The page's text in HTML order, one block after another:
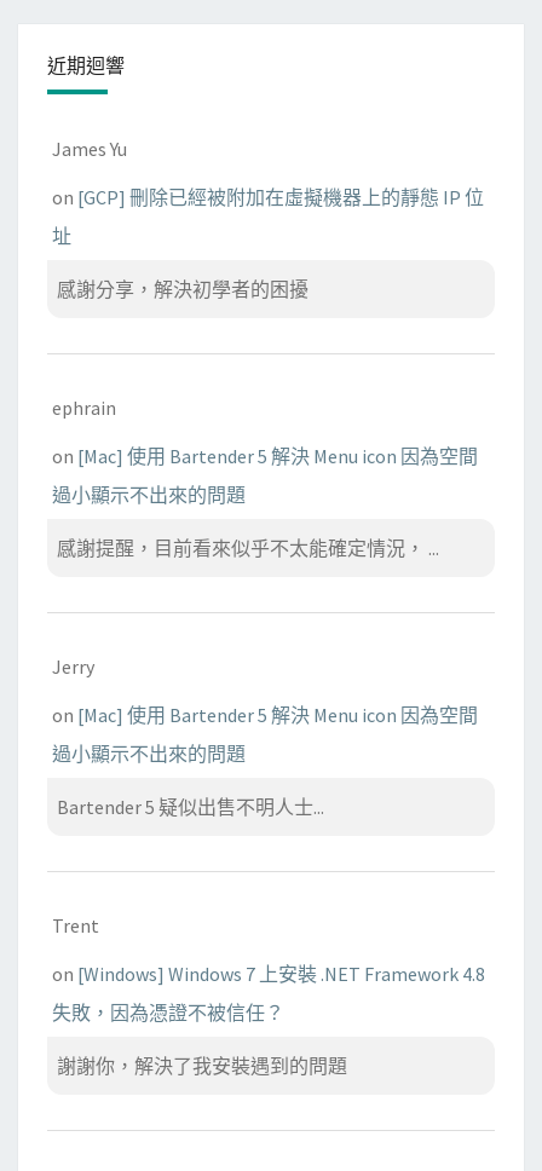
近期迴響
James Yu
on [GCP] 刪除已經被附加在虛擬機器上的靜態 IP 位
址
感謝分享，解決初學者的困擾
ephrain
on [Mac] 使用 Bartender 5 解決 Menu icon 因為空間
過小顯示不出來的問題
感謝提醒，目前看來似乎不太能確定情況， ...
Jerry
on [Mac] 使用 Bartender 5 解決 Menu icon 因為空間
過小顯示不出來的問題
Bartender 5 疑似出售不明人士...
Trent
on [Windows] Windows 7 上安裝 .NET Framework 4.8
失敗，因為憑證不被信任？
謝謝你，解決了我安裝遇到的問題